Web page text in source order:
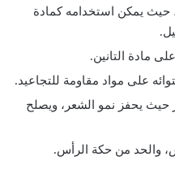
حيث يمكن استخدامه كمادة
مادة التانين.
على مواد مقاومة للتجاعيد.
حيث يحفز نمو الشعر، ويصلح
والحد من حكة الرأس.